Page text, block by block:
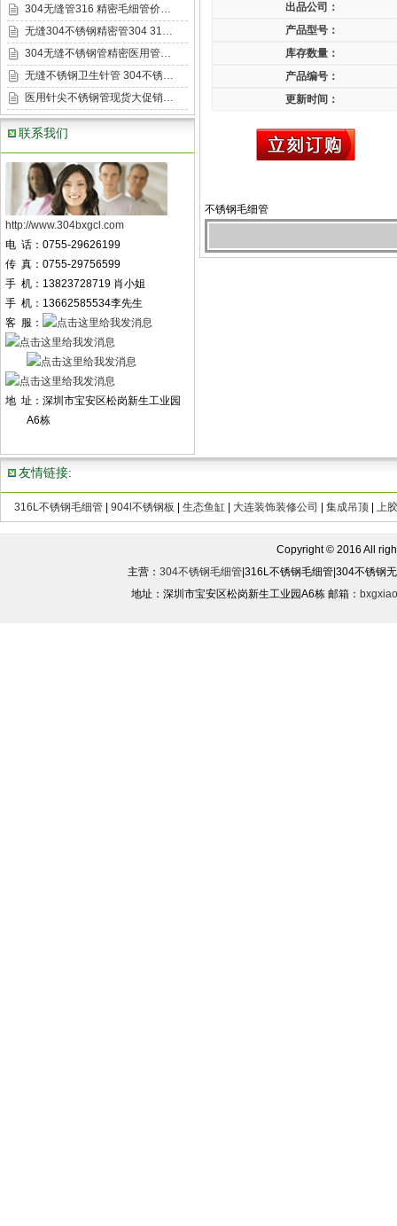
304无缝管316 精密毛细管价…
无缝304不锈钢精密管304 31…
304无缝不锈钢管精密医用管…
无缝不锈钢卫生针管 304不锈…
医用针尖不锈钢管现货大促销…
联系我们
http://www.304bxgcl.com
电 话：0755-29626199
传 真：0755-29756599
手 机：13823728719 肖小姐
手 机：13662585534李先生
客 服：
地 址：深圳市宝安区松岗新生工业园
A6栋
出品公司：
产品型号：
库存数量：
产品编号：
更新时间：
不锈钢毛细管
友情链接:
316L不锈钢毛细管| 904l不锈钢板 生态鱼缸| 大连装饰装修公司 集成吊顶| 上
Copyright © 2016 All
主营： 304不锈钢毛细管|316L不锈钢毛细管|304不锈钢
地址：深圳市宝安区松岗新生工业园A6栋 邮箱：